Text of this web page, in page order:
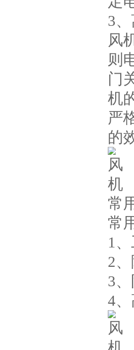
3
风
则
门
机
严
的
常
常
1
2
3
4